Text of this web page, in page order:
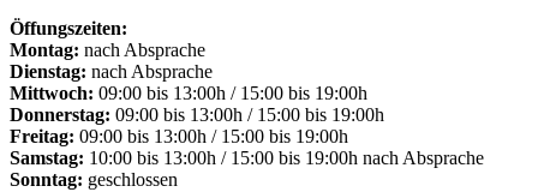
Öffungszeiten:
Montag: nach Absprache
Dienstag: nach Absprache
Mittwoch: 09:00 bis 13:00h / 15:00 bis 19:00h
Donnerstag: 09:00 bis 13:00h / 15:00 bis 19:00h
Freitag: 09:00 bis 13:00h / 15:00 bis 19:00h
Samstag: 10:00 bis 13:00h / 15:00 bis 19:00h nach Absprache
Sonntag: geschlossen